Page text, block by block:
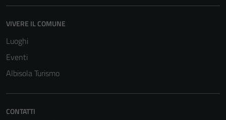
VIVERE IL COMUNE
Luoghi
Eventi
Albisola Turismo
CONTATTI